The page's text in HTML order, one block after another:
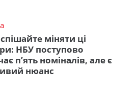
міняти ці
НБУ поступово
п’ять номіналів, але є
нюанс